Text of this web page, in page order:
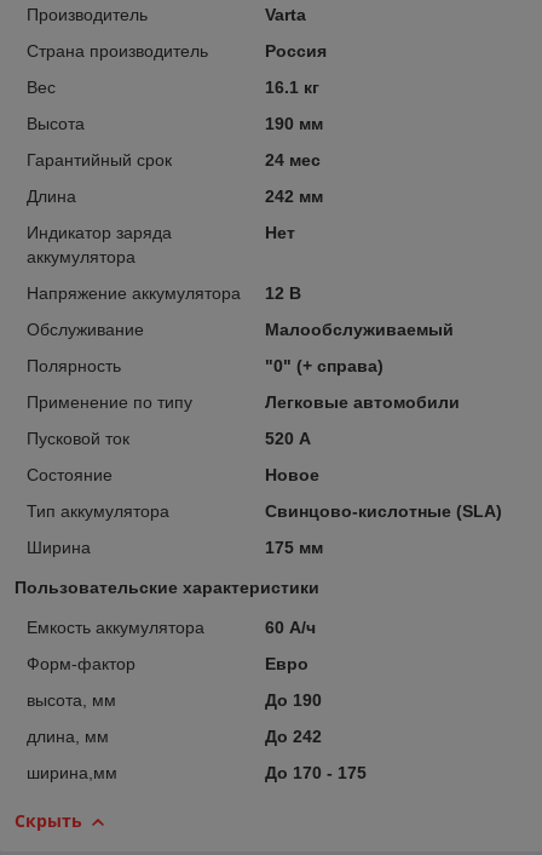
Производитель
Varta
Страна производитель
Россия
Вес
16.1 кг
Высота
190 мм
Гарантийный срок
24 мес
Длина
242 мм
Индикатор заряда
аккумулятора
Нет
Напряжение аккумулятора
12 В
Обслуживание
Малообслуживаемый
Полярность
"0" (+ справа)
Применение по типу
Легковые автомобили
Пусковой ток
520 А
Состояние
Новое
Тип аккумулятора
Свинцово-кислотные (SLA)
Ширина
175 мм
Пользовательские характеристики
Емкость аккумулятора
60 А/ч
Форм-фактор
Евро
высота, мм
До 190
длина, мм
До 242
ширина,мм
До 170 - 175
Скрыть